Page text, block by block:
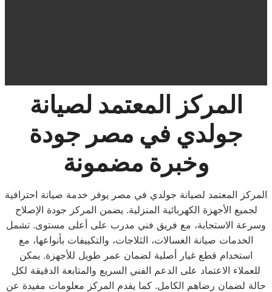
المركز المعتمد لصيانة
جولدي في مصر جودة
وخبرة مضمونة
المركز المعتمد لصيانة جولدي في مصر يوفر خدمة صيانة احترافية
لجميع الأجهزة الكهربائية المنزلية. يضمن المركز جودة الإصلاح
وسرعة الاستجابة، مع فريق فني مدرب على أعلى مستوى. تشمل
الخدمات صيانة الغسالات، الثلاجات، والتكييفات بأنواعها، مع
استخدام قطع غيار أصلية لضمان عمر طويل للأجهزة. يمكن
للعملاء الاعتماد على الدعم الفني السريع والمتابعة الدقيقة لكل
حالة لضمان رضاهم الكامل. كما يقدم المركز معلومات مفيدة عن